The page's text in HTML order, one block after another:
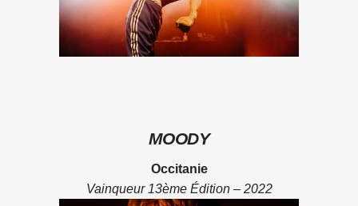
MOODY
Occitanie
Vainqueur 13ème Édition – 2022